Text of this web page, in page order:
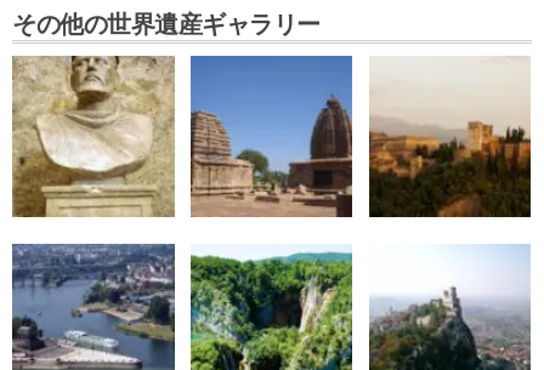
その他の世界遺産ギャラリー